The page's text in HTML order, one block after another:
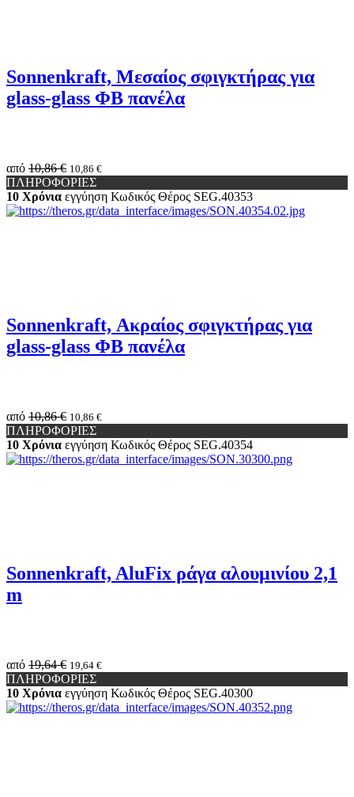
Sonnenkraft, Μεσαίος σφιγκτήρας για
glass-glass ΦΒ πανέλα
από 10,86 € 10,86 €
ΠΛΗΡΟΦΟΡΙΕΣ
10 Χρόνια εγγύηση Κωδικός Θέρος SEG.40353
Sonnenkraft, Ακραίος σφιγκτήρας για
glass-glass ΦΒ πανέλα
από 10,86 € 10,86 €
ΠΛΗΡΟΦΟΡΙΕΣ
10 Χρόνια εγγύηση Κωδικός Θέρος SEG.40354
Sonnenkraft, AluFix ράγα αλουμινίου 2,1
m
από 19,64 € 19,64 €
ΠΛΗΡΟΦΟΡΙΕΣ
10 Χρόνια εγγύηση Κωδικός Θέρος SEG.40300